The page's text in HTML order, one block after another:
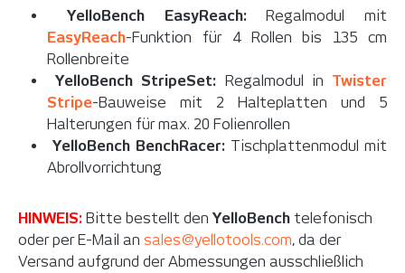
YelloBench EasyReach:Regalmodul mit
EasyReach-Funktion für 4 Rollen bis 135 cm
Rollenbreite
YelloBench StripeSet: Regalmodul in Twister
Stripe-Bauweise mit 2 Halteplatten und 5
Halterungen für max. 20 Folienrollen
YelloBench BenchRacer: Tischplattenmodul mit
Abrollvorrichtung
HINWEIS: Bitte bestellt den YelloBench telefonisch
oder per E-Mail an sales@yellotools.com, da der
Versand aufgrund der Abmessungen ausschließlich